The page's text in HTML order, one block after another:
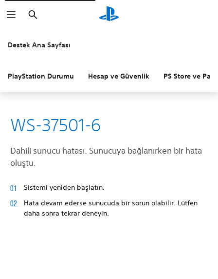
Arama
Destek Ana Sayfası
PlayStation Durumu Hesap ve Güvenlik PS Store ve
WS-37501-6
Dahili sunucu hatası. Sunucuya bağlanırken bir hata
oluştu.
Sistemi yeniden başlatın.
Hata devam ederse sunucuda bir sorun olabilir. Lütfen
daha sonra tekrar deneyin.